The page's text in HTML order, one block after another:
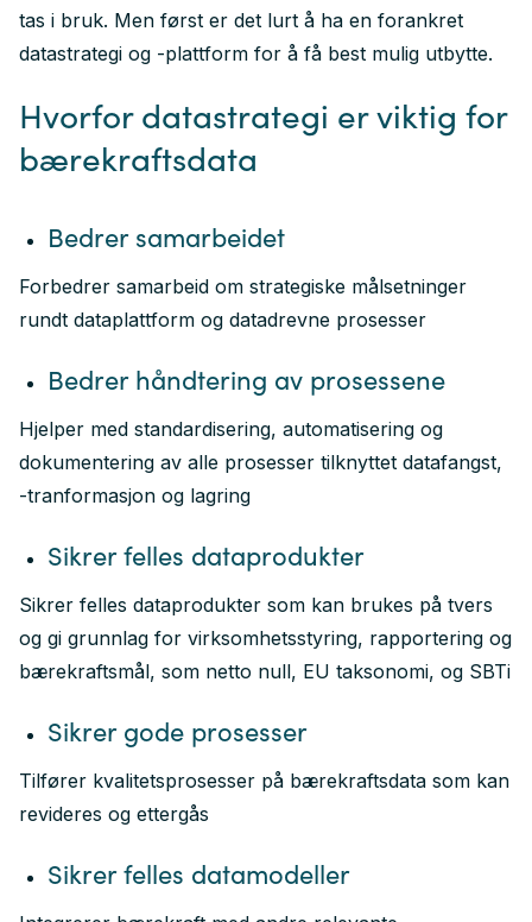
tas i bruk. Men først er det lurt å ha en forankret
datastrategi og -plattform for å få best mulig utbytte.
Hvorfor datastrategi er viktig for
bærekraftsdata
Bedrer samarbeidet
Forbedrer samarbeid om strategiske målsetninger
rundt dataplattform og datadrevne prosesser
Bedrer håndtering av prosessene
Hjelper med standardisering, automatisering og
dokumentering av alle prosesser tilknyttet datafangst,
-tranformasjon og lagring
Sikrer felles dataprodukter
Sikrer felles dataprodukter som kan brukes på tvers
og gi grunnlag for virksomhetsstyring, rapportering og
bærekraftsmål, som netto null, EU taksonomi, og SBTi
Sikrer gode prosesser
Tilfører kvalitetsprosesser på bærekraftsdata som kan
revideres og ettergås
Sikrer felles datamodeller